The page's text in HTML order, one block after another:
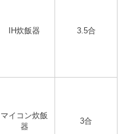
IH炊飯器 3.5合
マイコン炊飯
器
3合